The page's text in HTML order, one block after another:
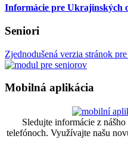
Informácie pre Ukrajinských
Seniori
Zjednodušená verzia stránok
Mobilná aplikácia
Sledujte informácie z
telefónoch. Využívajte našu